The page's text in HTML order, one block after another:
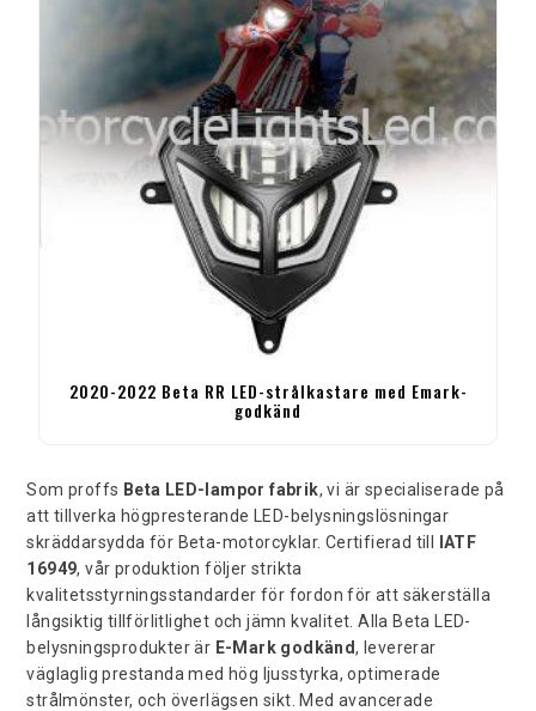
2020-2022 Beta RR LED-strålkastare med Emark-
godkänd
Som proffs Beta LED-lampor fabrik, vi är specialiserade på
att tillverka högpresterande LED-belysningslösningar
skräddarsydda för Beta-motorcyklar. Certifierad till
IATF
16949, vår produktion följer strikta
kvalitetsstyrningsstandarder för fordon för att säkerställa
långsiktig tillförlitlighet och jämn kvalitet. Alla Beta LED-
belysningsprodukter är E-Mark godkänd, levererar
väglaglig prestanda med hög ljusstyrka, optimerade
strålmönster, och överlägsen sikt. Med avancerade